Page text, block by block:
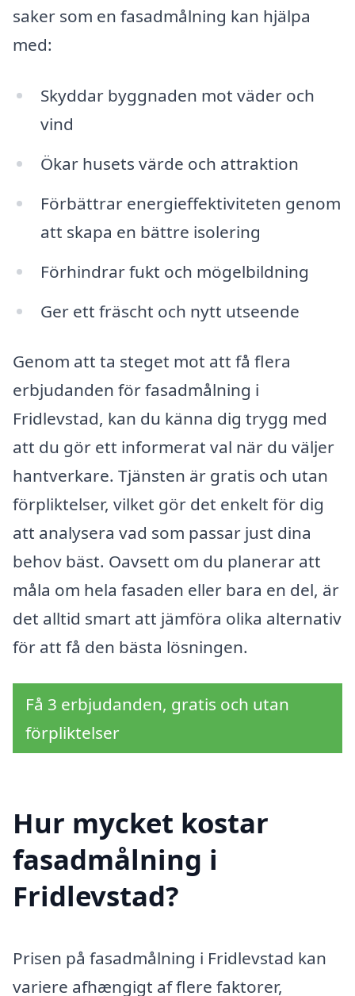
saker som en fasadmålning kan hjälpa
med:
Skyddar byggnaden mot väder och
vind
Ökar husets värde och attraktion
Förbättrar energieffektiviteten genom
att skapa en bättre isolering
Förhindrar fukt och mögelbildning
Ger ett fräscht och nytt utseende
Genom att ta steget mot att få flera
erbjudanden för fasadmålning i
Fridlevstad, kan du känna dig trygg med
att du gör ett informerat val när du väljer
hantverkare. Tjänsten är gratis och utan
förpliktelser, vilket gör det enkelt för dig
att analysera vad som passar just dina
behov bäst. Oavsett om du planerar att
måla om hela fasaden eller bara en del, är
det alltid smart att jämföra olika alternativ
för att få den bästa lösningen.
Få 3 erbjudanden, gratis och utan
förpliktelser
Hur mycket kostar
fasadmålning i
Fridlevstad?
Prisen på fasadmålning i Fridlevstad kan
variere afhængigt af flere faktorer,